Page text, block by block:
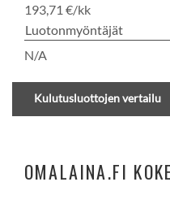
193,71 €/kk
Luotonmyöntäjät
N/A
Kulutusluottojen vertailu
OMALAINA.FI